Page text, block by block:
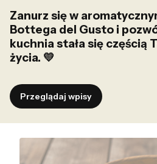
Zanurz się w
Bottega del Gusto i
kuchnia stała się częścią
życia. 💛
Przeglądaj wpisy